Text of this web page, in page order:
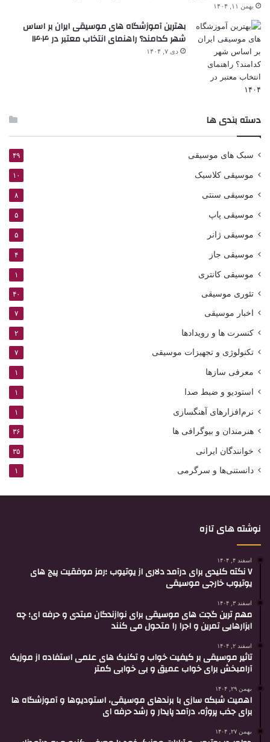
بهمن ۱۱, ۱۴۰۴
بهترین آموزشگاه های موسیقی ایران بر اساس
شهر کدامند؟ راهنمای انتخاب معتبر در ۱۴۰۴
دی ۷, ۱۴۰۴
دسته بندی ها
سبک های موسیقی ۴۹
موسیقی کلاسیک ۱۰
موسیقی سنتی ۸
موسیقی پاپ ۵
موسیقی ژانر ۵
موسیقی جاز ۴
موسیقی کانتری ۱
تئوری موسیقی ۴۰
اخبار موسیقی ۷
کنسرت ها و رویدادها ۲
تکنولوژی و تجهیزات موسیقی ۷
معرفی سازها ۱
استودیو و ضبط صدا ۱
نرم‌افزارهای آهنگسازی ۱
هنرمندان و بیوگرافی ها ۳۶
خوانندگان ایرانی ۳۵
دانستنی‌ها و سرگرمی ۱
نوشته های تازه
اسفند ۴, ۱۴۰۴
۷ نکته کلیدی برای درآمد دلاری از یوتیوب ؛رمز موفقیت پیج های
یوتیوب خارجی موسیقی
اسفند ۳, ۱۴۰۴
مهم ترین گجت های موسیقی برای نوازندگان مبتدی و حرفه ای؛ چه
ابزارهایی تمرین و اجرا را متحول می کنند
اسفند ۲, ۱۴۰۴
تاثیر موسیقی بر کیفیت خواب و تکنیک های علمی استفاده از موزیک
آرامبخش برای خواب عمیق و بی خوابی کمتر
بهمن ۲۹, ۱۴۰۴
اهمیت شبکه سازی با برندهای موسیقی، استودیوها و آموزشگاه ها
برای جذب پروژه، درآمد پایدار و رشد حرفه ای
بهمن ۲۷, ۱۴۰۴